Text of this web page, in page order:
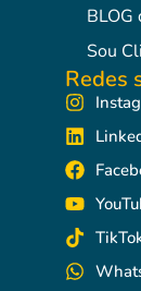
BLOG
Sou
Redes